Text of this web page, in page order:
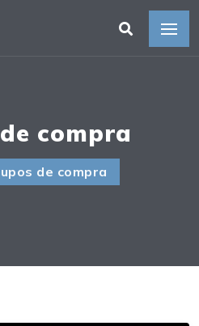
compra
de compra